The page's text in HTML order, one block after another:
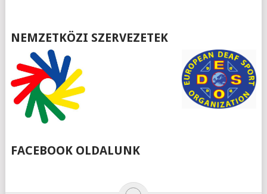
NEMZETKÖZI SZERVEZETEK
FACEBOOK OLDALUNK